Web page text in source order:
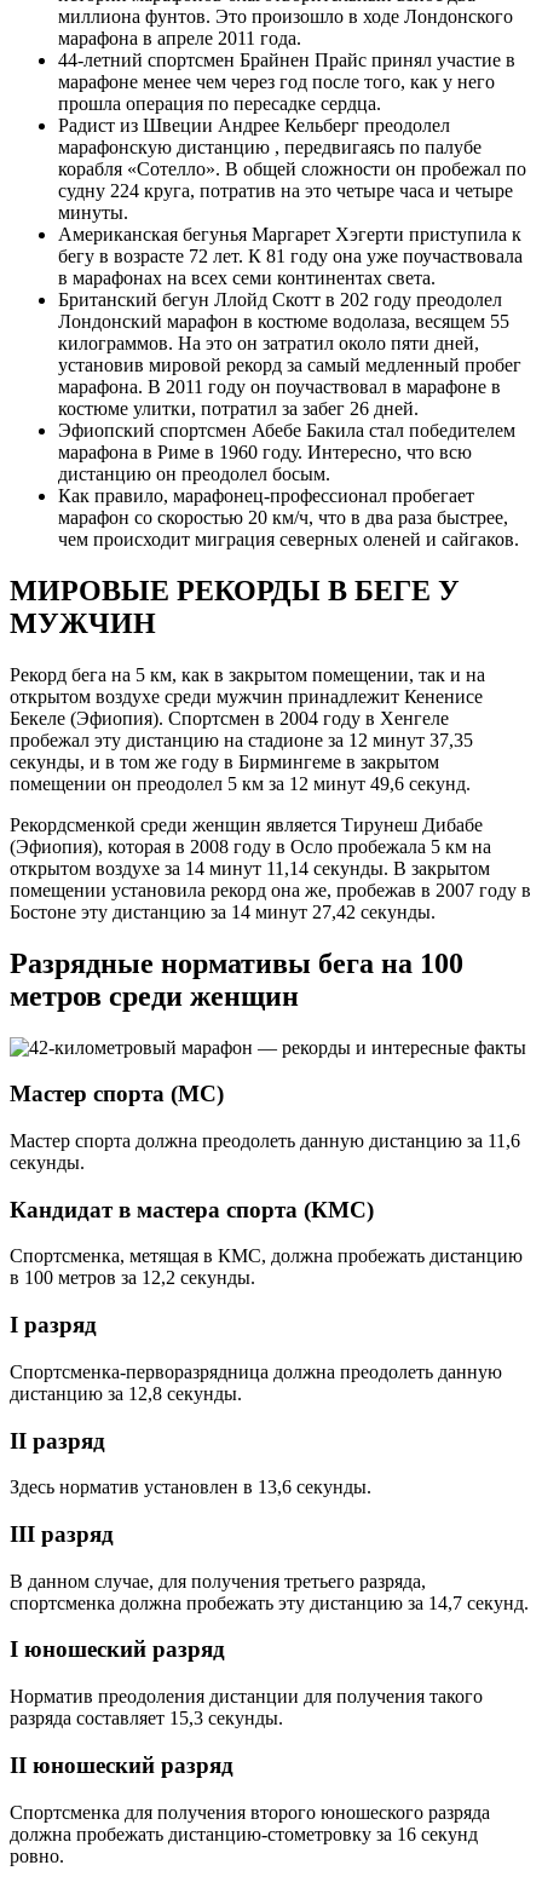
миллиона фунтов. Это произошло в ходе Лондонского
марафона в апреле 2011 года.
44-летний спортсмен Брайнен Прайс принял участие в
марафоне менее чем через год после того, как у него
прошла операция по пересадке сердца.
Радист из Швеции Андрее Кельберг преодолел
марафонскую дистанцию , передвигаясь по палубе
корабля «Сотелло». В общей сложности он пробежал по
судну 224 круга, потратив на это четыре часа и четыре
минуты.
Американская бегунья Маргарет Хэгерти приступила к
бегу в возрасте 72 лет. К 81 году она уже поучаствовала
в марафонах на всех семи континентах света.
Британский бегун Ллойд Скотт в 202 году преодолел
Лондонский марафон в костюме водолаза, весящем 55
килограммов. На это он затратил около пяти дней,
установив мировой рекорд за самый медленный пробег
марафона. В 2011 году он поучаствовал в марафоне в
костюме улитки, потратил за забег 26 дней.
Эфиопский спортсмен Абебе Бакила стал победителем
марафона в Риме в 1960 году. Интересно, что всю
дистанцию он преодолел босым.
Как правило, марафонец-профессионал пробегает
марафон со скоростью 20 км/ч, что в два раза быстрее,
чем происходит миграция северных оленей и сайгаков.
МИРОВЫЕ РЕКОРДЫ В БЕГЕ У
МУЖЧИН
Рекорд бега на 5 км, как в закрытом помещении, так и на
открытом воздухе среди мужчин принадлежит Кененисе
Бекеле (Эфиопия). Спортсмен в 2004 году в Хенгеле
пробежал эту дистанцию на стадионе за 12 минут 37,35
секунды, и в том же году в Бирмингеме в закрытом
помещении он преодолел 5 км за 12 минут 49,6 секунд.
Рекордсменкой среди женщин является Тирунеш Дибабе
(Эфиопия), которая в 2008 году в Осло пробежала 5 км на
открытом воздухе за 14 минут 11,14 секунды. В закрытом
помещении установила рекорд она же, пробежав в 2007 году в
Бостоне эту дистанцию за 14 минут 27,42 секунды.
Разрядные нормативы бега на 100
метров среди женщин
Мастер спорта (МС)
Мастер спорта должна преодолеть данную дистанцию за 11,6
секунды.
Кандидат в мастера спорта (КМС)
Спортсменка, метящая в КМС, должна пробежать дистанцию
в 100 метров за 12,2 секунды.
I разряд
Спортсменка-перворазрядница должна преодолеть данную
дистанцию за 12,8 секунды.
II разряд
Здесь норматив установлен в 13,6 секунды.
III разряд
В данном случае, для получения третьего разряда,
спортсменка должна пробежать эту дистанцию за 14,7 секунд.
I юношеский разряд
Норматив преодоления дистанции для получения такого
разряда составляет 15,3 секунды.
II юношеский разряд
Спортсменка для получения второго юношеского разряда
должна пробежать дистанцию-стометровку за 16 секунд
ровно.